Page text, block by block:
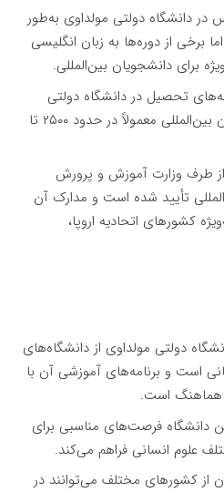
در دانشگاه دولتی مولداوی به‌طور
برخی از دوره‌ها به زبان انگلیسی
برای دانشجویان بین‌المللی.
تحصیل در دانشگاه دولتی
مولداوی برای دانشجویان بین‌المللی معمولاً در حدود ۲۵۰۰ تا
طرف وزارت آموزش و پرورش
تأیید شده است و مدارک آن
کشورهای اتحادیه اروپا،
دولتی مولداوی از دانشگاه‌های
است و برنامه‌های آموزشی آن با
هماهنگ است.
دانشگاه فرصت‌های مناسبی برای
علوم انسانی فراهم می‌کند.
از کشورهای مختلف می‌توانند در